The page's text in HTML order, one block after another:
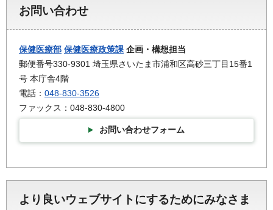
お問い合わせ
保健医療部 保健医療政策課 企画・構想担当
郵便番号330-9301 埼玉県さいたま市浦和区高砂三丁目15番1
号 本庁舎4階
電話： 048-830-3526
ファックス：048-830-4800
お問い合わせフォーム
より良いウェブサイトにするためにみなさま